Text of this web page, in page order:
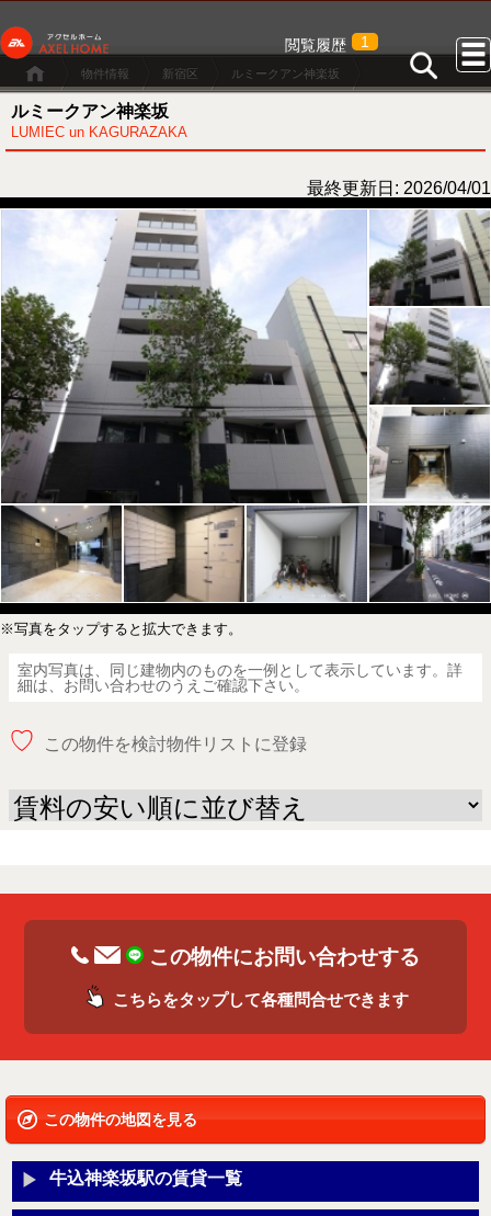
閲覧履歴 1
物件情報 新宿区 ルミークアン神楽坂
ルミークアン神楽坂
LUMIEC un KAGURAZAKA
最終更新日: 2026/04/01
※写真をタップすると拡大できます。
室内写真は、同じ建物内のものを一例として表示しています。詳
細は、お問い合わせのうえご確認下さい。
♡ この物件を検討物件リストに登録
この物件にお問い合わせする
こちらをタップして各種問合せできます
この物件の地図を見る
牛込神楽坂駅の賃貸一覧